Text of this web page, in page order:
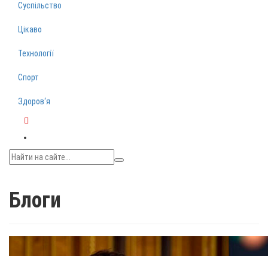
Суспільство
Цікаво
Технології
Спорт
Здоров‘я
Блоги